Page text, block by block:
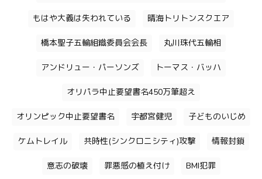
もはや大義は失われている 晴海トリトンスクエア
橋本聖子五輪組織委員会会長 丸川珠代五輪相
アンドリュー・パーソンズ トーマス・バッハ
オリパラ中止要望書名450万筆超え
オリンピック中止要望書名 宇都宮健児 子どものいじめ
ケムトレイル 共時性(シンクロニシティ)攻撃 情報封鎖
意志の破壊 罪悪感の植え付け BMI犯罪